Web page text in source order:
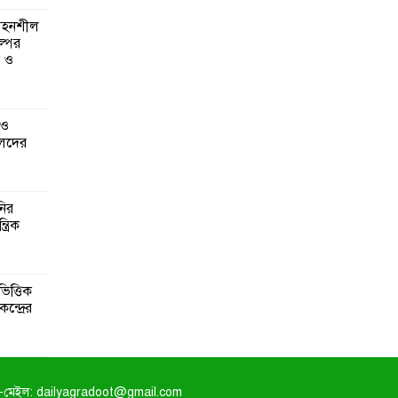
ও
মেইল: dailyagradoot@gmail.com